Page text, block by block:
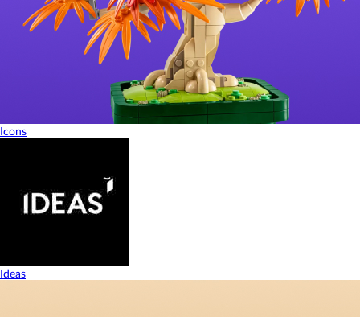
Icons
Ideas